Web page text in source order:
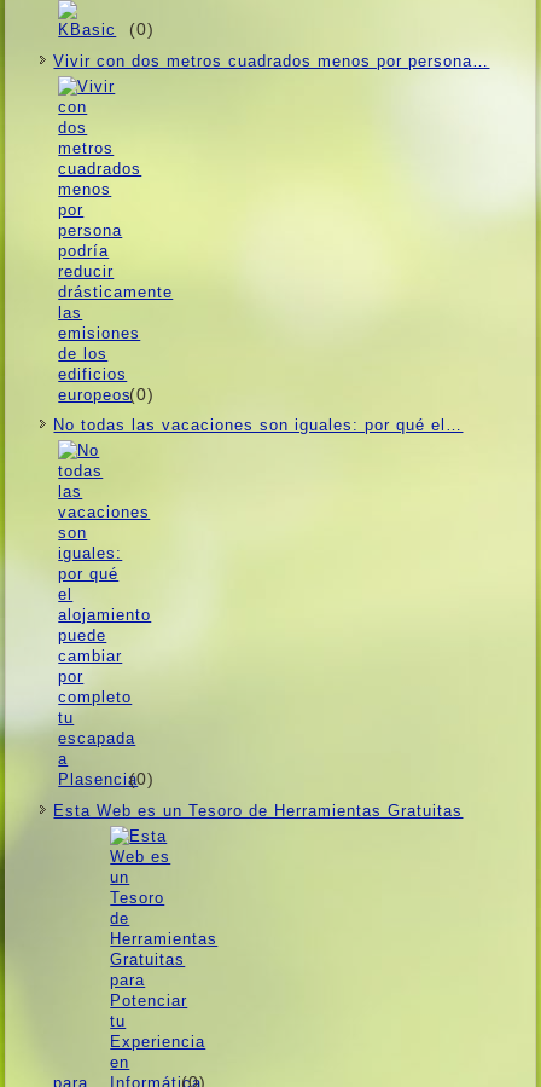
(0)
Vivir con dos metros cuadrados menos por persona…
(0)
No todas las vacaciones son iguales: por qué el…
(0)
Esta Web es un Tesoro de Herramientas Gratuitas
para… (0)